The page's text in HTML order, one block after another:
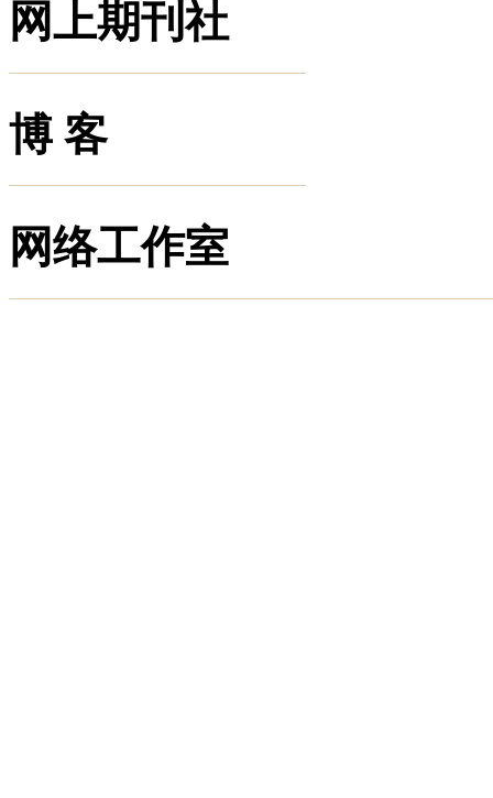
网上期刊社
博 客
网络工作室